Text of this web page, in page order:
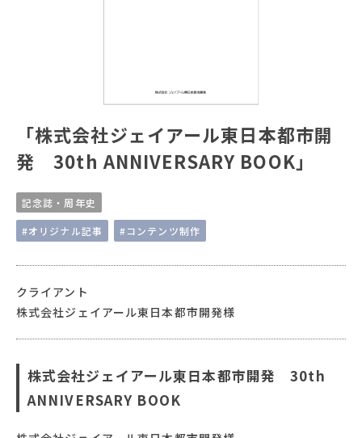
「株式会社ジェイアール東日本都市開
発 30th ANNIVERSARY BOOK」
記念誌・周年史
#オリジナル記事 #コンテンツ制作
クライアント
株式会社ジェイアール東日本都市開発様
株式会社ジェイアール東日本都市開発 30th
ANNIVERSARY BOOK